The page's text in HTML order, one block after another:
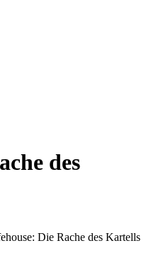
des
Die Rache des Kartells